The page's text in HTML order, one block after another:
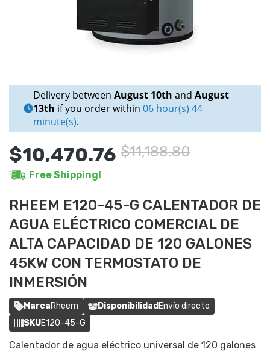
Delivery between August 10th and August
13th if you order within 06 hour(s) 44
minute(s).
$10,470.76 $11,188.80
Free Shipping!
RHEEM E120-45-G CALENTADOR DE
AGUA ELÉCTRICO COMERCIAL DE
ALTA CAPACIDAD DE 120 GALONES
45KW CON TERMOSTATO DE
INMERSIÓN
MarcaRheem DisponibilidadEnvío directo
SKUE120-45-G
Calentador de agua eléctrico universal de 120 galones